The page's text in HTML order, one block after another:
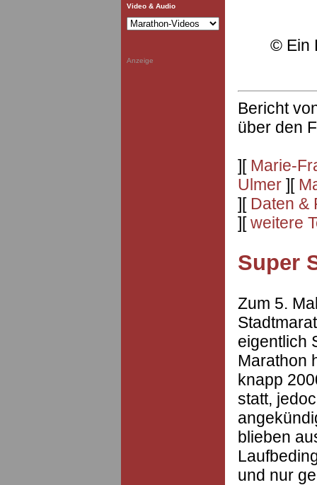
Video & Audio
Anzeige
©Ein
Bericht
über den
][ Marie-
Ulmer ][
][ Daten &
][weitere
Super
Zum 5.
eigentlich
Marathon
knapp
statt,
blieben
und nur